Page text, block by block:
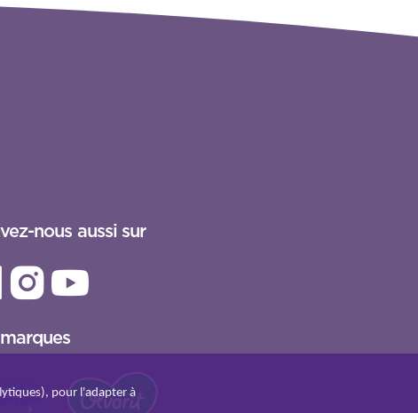
nous aussi sur
pour l'adapter à